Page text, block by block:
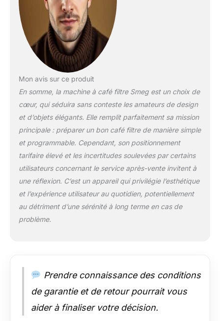
Mon avis sur ce produit
En somme, la machine à café filtre Smeg est un choix de
cœur, qui séduira sans conteste les amateurs de design
et d’objets élégants. Elle remplit parfaitement sa mission
principale : préparer un bon café filtre de manière simple
et programmable. Cependant, son positionnement
tarifaire élevé et les incertitudes soulevées par certains
utilisateurs concernant le service après-vente invitent à
une réflexion. C’est un appareil qui privilégie l’esthétique
et l’expérience utilisateur au quotidien, potentiellement
au détriment d’une sérénité à long terme en cas de
problème.
Prendre connaissance des conditions
de garantie et de retour pourrait vous
aider à finaliser votre décision.